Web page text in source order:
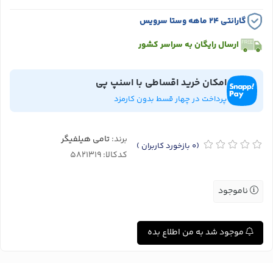
گارانتی ۲۴ ماهه وستا سرویس
ارسال رایگان به سراسر کشور
امکان خرید اقساطی با اسنپ پی
پرداخت در چهار قسط بدون کارمزد
(0 بازخورد کاربران ) برند:تامی هیلفیگر
کدکالا:
ناموجود
موجود شد به من اطلاع بده